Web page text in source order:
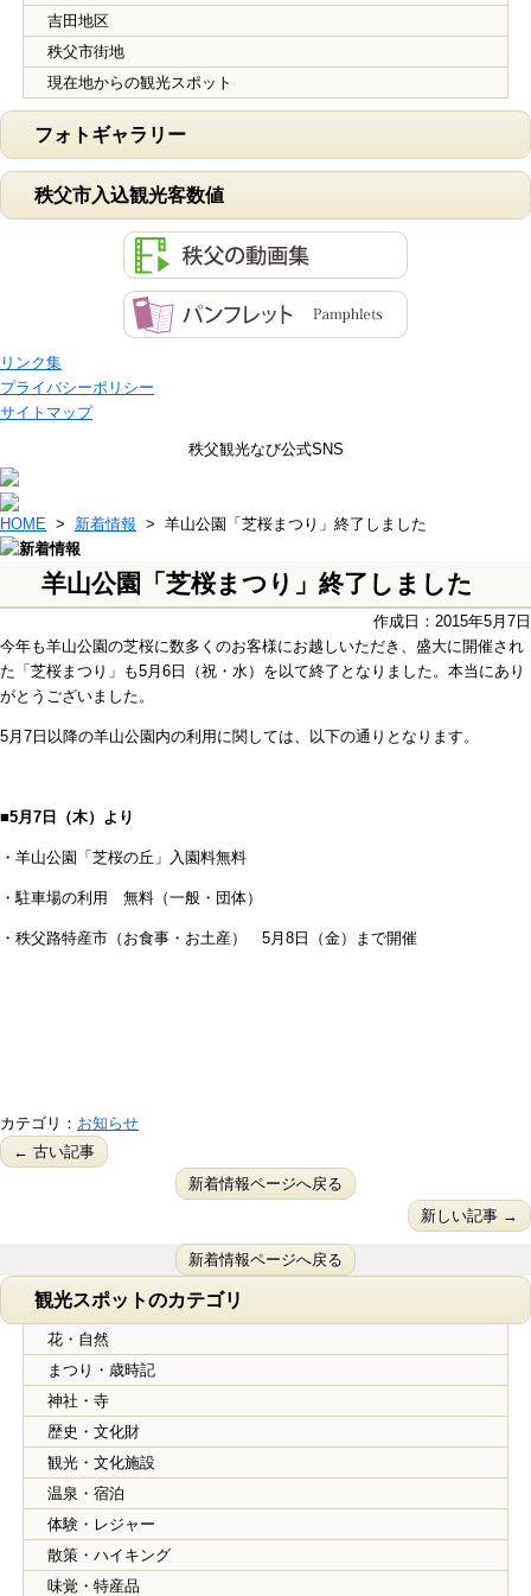
吉田地区
秩父市街地
現在地からの観光スポット
フォトギャラリー
秩父市入込観光客数値
リンク集
プライバシーポリシー
サイトマップ
秩父観光なび公式SNS
HOME > 新着情報 > 羊山公園「芝桜まつり」終了しました
羊山公園「芝桜まつり」終了しました
作成日：2015年5月7日
今年も羊山公園の芝桜に数多くのお客様にお越しいただき、盛大に開催され
た「芝桜まつり」も5月6日（祝・水）を以て終了となりました。本当にあり
がとうございました。
5月7日以降の羊山公園内の利用に関しては、以下の通りとなります。
■5月7日（木）より
・羊山公園「芝桜の丘」入園料無料
・駐車場の利用 無料（一般・団体）
・秩父路特産市（お食事・お土産） 5月8日（金）まで開催
カテゴリ： お知らせ
← 古い記事
新着情報ページへ戻る
新しい記事 →
新着情報ページへ戻る
観光スポットのカテゴリ
花・自然
まつり・歳時記
神社・寺
歴史・文化財
観光・文化施設
温泉・宿泊
体験・レジャー
散策・ハイキング
味覚・特産品